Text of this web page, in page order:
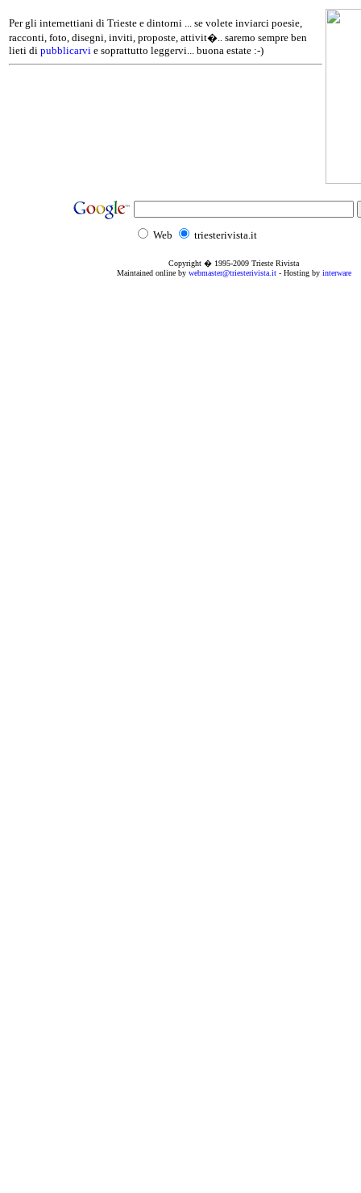
Per gli internettiani di Trieste e dintorni ... se volete inviarci poesie,
racconti, foto, disegni, inviti, proposte, attivit�.. saremo sempre ben
lieti di pubblicarvi e soprattutto leggervi... buona estate :-)
Web triesterivista.it
Copyright � 1995-2009 Trieste Rivista
Maintained online by webmaster@triesterivista.it- Hosting by interware